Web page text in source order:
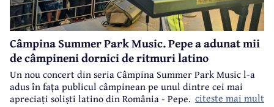
Câmpina Summer Park Music. Pepe a adunat mii
de câmpineni dornici de ritmuri latino
Un nou concert din seria Câmpina Summer Park Music l-a
adus în fața publicul câmpinean pe unul dintre cei mai
apreciați soliști latino din România - Pepe. citeste mai mult